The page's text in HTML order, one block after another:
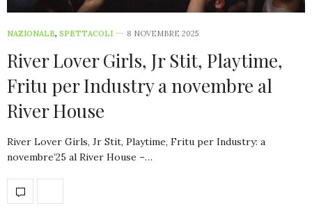
NAZIONALE, SPETTACOLI 8 NOVEMBRE 2025
River Lover Girls, Jr Stit, Playtime,
Fritu per Industry a novembre al
River House
River Lover Girls, Jr Stit, Playtime, Fritu per Industry: a
novembre’25 al River House –…